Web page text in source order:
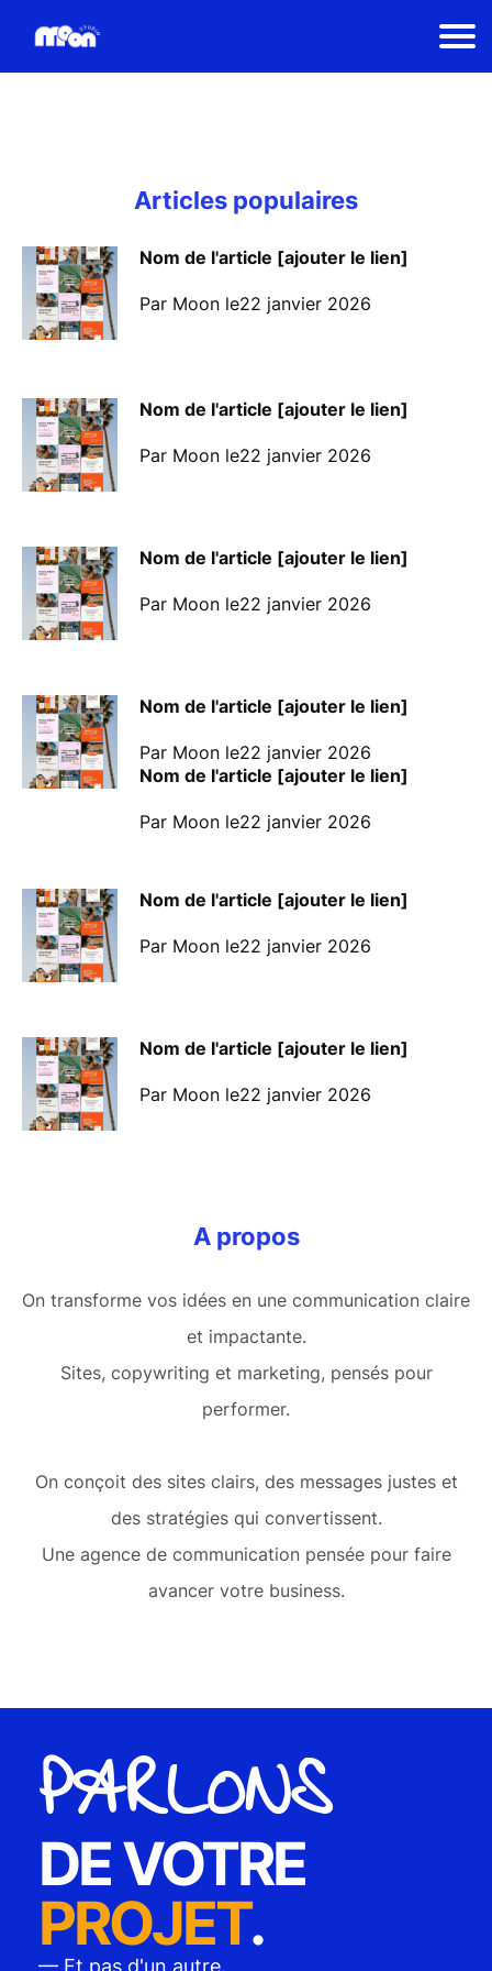
Articles populaires
Nom de l'article [ajouter le lien]
Par Moon le22 janvier 2026
Nom de l'article [ajouter le lien]
Par Moon le22 janvier 2026
Nom de l'article [ajouter le lien]
Par Moon le22 janvier 2026
Nom de l'article [ajouter le lien]
Par Moon le22 janvier 2026
Nom de l'article [ajouter le lien]
Par Moon le22 janvier 2026
Nom de l'article [ajouter le lien]
Par Moon le22 janvier 2026
Nom de l'article [ajouter le lien]
Par Moon le22 janvier 2026
A propos
On transforme vos idées en une communication claire
et impactante.
Sites, copywriting et marketing, pensés pour
performer.
On conçoit des sites clairs, des messages justes et
des stratégies qui convertissent.
Une agence de communication pensée pour faire
avancer votre business.
PARLONS
DE VOTRE
PROJET.
— Et pas d'un autre.